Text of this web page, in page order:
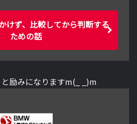
けず、比較してから判断する
ための話
励みになりますm(_ _)m